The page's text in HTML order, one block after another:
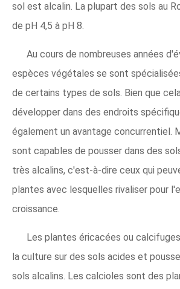
sol est alcalin. La plupart des sols au
de pH 4,5 à pH 8.
Au cours de nombreuses années
espèces végétales se sont
de certains types de sols. Bien que
développer dans des endroits
également un avantage concurrentiel.
sont capables de pousser dans des
très alcalins, c'est-à-dire ceux qui
plantes avec lesquelles rivaliser pour
croissance.
Les plantes éricacées ou
la culture sur des sols acides et
sols alcalins. Les calcioles sont des